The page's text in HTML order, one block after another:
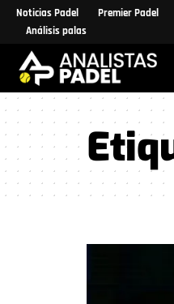
Noticias Padel Premier Padel
Análisis palas